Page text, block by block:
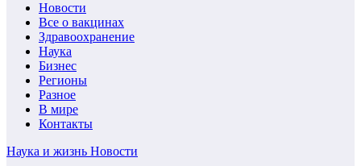
Новости
Все о вакцинах
Здравоохранение
Наука
Бизнес
Регионы
Разное
В мире
Контакты
Наука и жизнь Новости